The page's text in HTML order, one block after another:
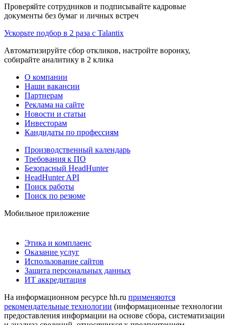
Проверяйте сотрудников и подписывайте кадровые
документы без бумаг и личных встреч
Ускорьте подбор в 2 раза с Talantix
Автоматизируйте сбор откликов, настройте воронку,
собирайте аналитику в 2 клика
О компании
Наши вакансии
Партнерам
Реклама на сайте
Новости и статьи
Инвесторам
Кандидаты по профессиям
Производственный календарь
Требования к ПО
Безопасный HeadHunter
HeadHunter API
Поиск работы
Поиск по резюме
Мобильное приложение
Этика и комплаенс
Оказание услуг
Использование сайтов
Защита персональных данных
ИТ аккредитация
На информационном ресурсе hh.ru применяются
рекомендательные технологии (информационные технологии
предоставления информации на основе сбора, систематизации